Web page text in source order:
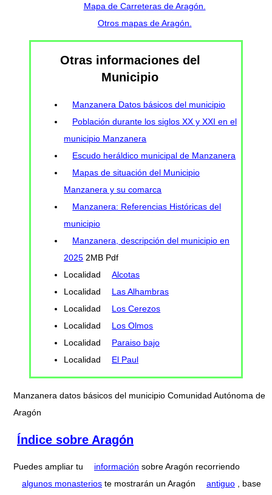
Mapa de Carreteras de Aragón.
Otros mapas de Aragón.
Otras informaciones del
Municipio
Manzanera Datos básicos del municipio
Población durante los siglos XX y XXI en el
municipio Manzanera
Escudo heráldico municipal de Manzanera
Mapas de situación del Municipio
Manzanera y su comarca
Manzanera: Referencias Históricas del
municipio
Manzanera, descripción del municipio en
2025 2MB Pdf
Localidad
Alcotas
Localidad
Las Alhambras
Localidad
Los Cerezos
Localidad
Los Olmos
Localidad
Paraiso bajo
Localidad
El Paul
Manzanera datos básicos del municipio Comunidad Autónoma de
Aragón
Índice sobre Aragón
Puedes ampliar tu información sobre Aragón recorriendo
algunos monasterios te mostrarán un Aragón antiguo , base